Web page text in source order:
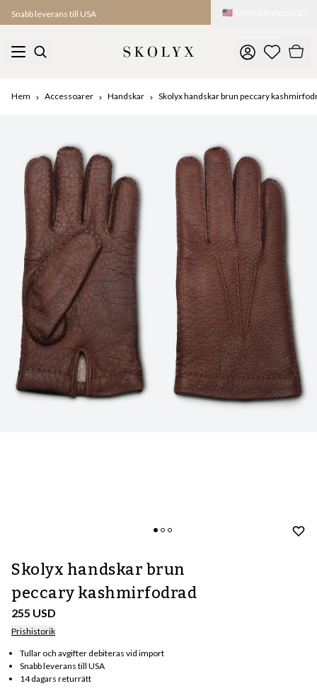
Snabb leverans till USA 🇺🇸
Hem Accessoarer Handskar Skolyx handskar brun peccary
Skolyx handskar brun
peccary kashmirfodrad
255 USD
Prishistorik
Tullar och avgifter debiteras vid import
Snabb leverans till USA
14 dagars returrätt